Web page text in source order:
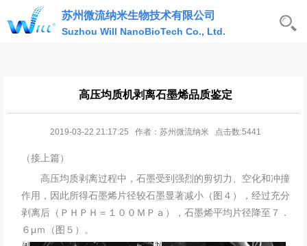
苏州微流纳米生物技术有限公司
Suzhou Will NanoBioTech Co., Ltd.
高压均质机剥离石墨烯品质鉴定
2019-03-22 21:17:25 作者：苏州微流纳米 点击数:5441
（接上篇）
高压均质剥离过程中，石墨受到强烈的剪切力、空化和冲撞
作用，因此所得石墨烯片径较石墨显著减小（图４），经过充分
剥离后（ＰＨＰＨ＝１００ＭＰａ），石墨烯平均片径降至７．
６μｍ（图５）。